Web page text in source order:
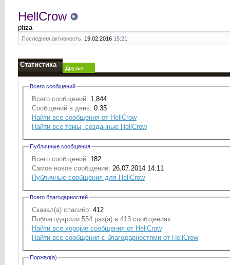
HellCrow
ptiza
Последняя активность: 19.02.2016 15:21
Статистика Друзья
Всего сообщений
Всего сообщений: 1,844
Сообщений в день: 0.35
Найти все сообщения от HellCrow
Найти все темы, созданные HellCrow
Публичные сообщения
Всего сообщений: 182
Самое новое сообщение: 26.07.2014 14:11
Публичные сообщения для HellCrow
Всего благодарностей
Сказал(а) спасибо: 412
Поблагодарили 554 раз(а) в 413 сообщениях
Найти все хоројие сообщения от HellCrow
Найти все сообщения с благодарностями от HellCrow
Поржал(а)